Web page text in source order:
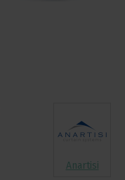
Anartisi